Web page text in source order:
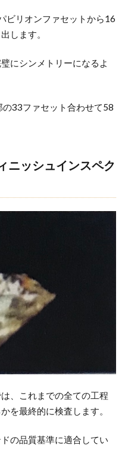
ビリオンファセットから16
します。
にシンメトリーになるよ
33ファセット合わせて58
ニッシュインスペク
、これまでの全ての工程
を最終的に検査します。
の品質基準に適合してい